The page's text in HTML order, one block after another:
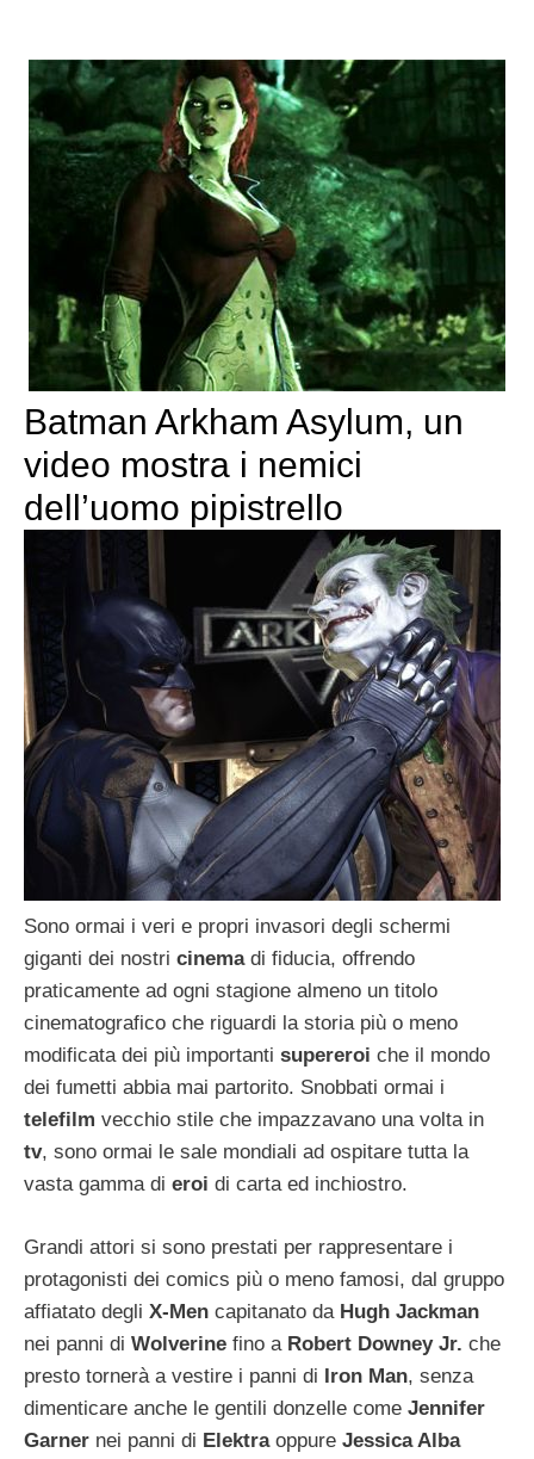
Batman Arkham Asylum, un
video mostra i nemici
dell’uomo pipistrello
Sono ormai i veri e propri invasori degli schermi
giganti dei nostri cinemadi fiducia, offrendo
praticamente ad ogni stagione almeno un titolo
cinematografico che riguardi la storia più o meno
modificata dei più importanti supereroi che il mondo
dei fumetti abbia mai partorito. Snobbati ormai i
telefilm vecchio stile che impazzavano una volta in
tv, sono ormai le sale mondiali ad ospitare tutta la
vasta gamma di eroi di carta ed inchiostro.
Grandi attori si sono prestati per rappresentare i
protagonisti dei comics più o meno famosi, dal gruppo
affiatato degli X-Men capitanato da Hugh Jackman
nei panni di Wolverine fino a Robert Downey Jr. che
presto tornerà a vestire i panni di Iron Man, senza
dimenticare anche le gentili donzelle come Jennifer
Garner nei panni di Elektraoppure Jessica Alba